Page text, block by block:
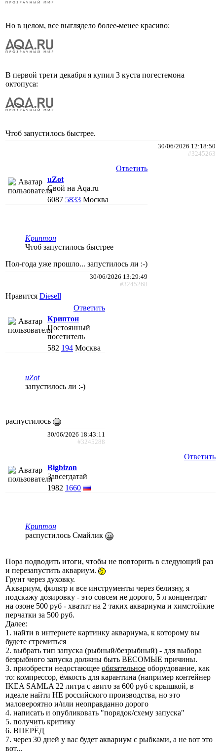
Но в целом, все выглядело более-менее красиво:
В первой трети декабря я купил 3 куста погестемона
октопуса:
Чтоб запустилось быстрее.
30/06/2026 12:18:50
#3245263
Ответить
uZot
Свой на Aqa.ru
6087 5833 Москва
Криптон
Чтоб запустилось быстрее
Пол-года уже прошло... запустилось ли :-)
30/06/2026 13:29:49
#3245268
Нравится Diesell
Ответить
Криптон
Постоянный
посетитель
582 194 Москва
uZot
запустилось ли :-)
распустилось
30/06/2026 18:43:11
#3245288
Ответить
Bigbizon
Завсегдатай
1982 1660
Криптон
распустилось Смайлик
Пора подводить итоги, чтобы не повторить в следующий раз
и перезапустить аквариум.
Грунт через духовку.
Аквариум, фильтр и все инструменты через белизну, я
подскажу дозировку - это совсем не дорого, 5 л концентрат
на озоне 500 руб - хватит на 2 таких аквариума и химстойкие
перчатки за 500 руб.
Далее:
1. найти в интернете картинку аквариума, к которому вы
будете стремиться
2. выбрать тип запуска (рыбный/безрыбный) - для выбора
безрыбного запуска должны быть ВЕСОМЫЕ причины.
3. приобрести недостающее обязательное оборудование, как
то: компрессор, ёмкость для карантина (например контейнер
IKEA SAMLA 22 литра с авито за 600 руб с крышкой, в
идеале найти НЕ российского производства, но это
маловероятно и/или неоправданно дорого
4. написать и опубликовать "порядок/схему запуска"
5. получить критику
6. ВПЕРЁД
7. через 30 дней у вас будет аквариум с рыбками, а не вот это
вот...